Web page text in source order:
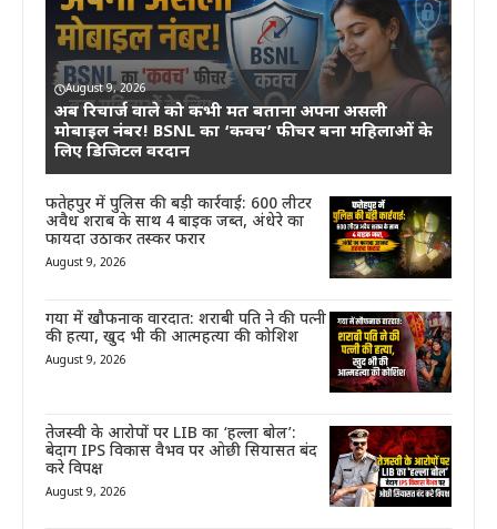
August 9, 2026
अब रिचार्ज वाले को कभी मत बताना अपना असली
मोबाइल नंबर! BSNL का ‘कवच’ फीचर बना महिलाओं के
लिए डिजिटल वरदान
फतेहपुर में पुलिस की बड़ी कार्रवाई: 600 लीटर
अवैध शराब के साथ 4 बाइक जब्त, अंधेरे का
फायदा उठाकर तस्कर फरार
August 9, 2026
गया में खौफनाक वारदात: शराबी पति ने की पत्नी
की हत्या, खुद भी की आत्महत्या की कोशिश
August 9, 2026
तेजस्वी के आरोपों पर LIB का ‘हल्ला बोल’:
बेदाग IPS विकास वैभव पर ओछी सियासत बंद
करे विपक्ष
August 9, 2026